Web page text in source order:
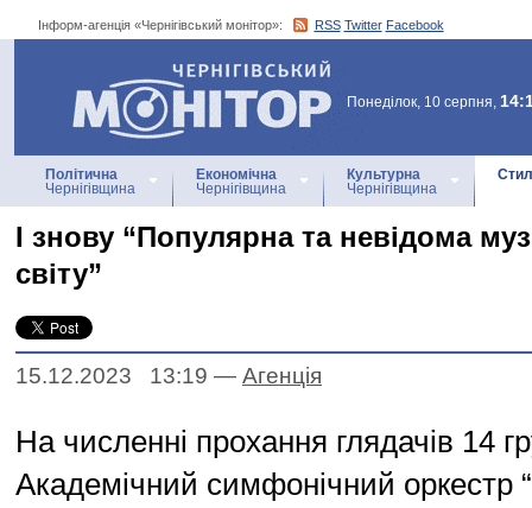
Інформ-агенція «Чернігівський монітор»: RSS Twitter Facebook
Інформ-агенція
«Чернігівський монітор»
Понеділок, 10 серпня,
Політична
Чернігівщина
Економічна
Чернігівщина
Культурна
Чернігівщина
І знову “Популярна та невідома
світу”
15.12.2023 13:19 — Агенцiя
На численні прохання глядачів 14
Академічний симфонічний оркестр